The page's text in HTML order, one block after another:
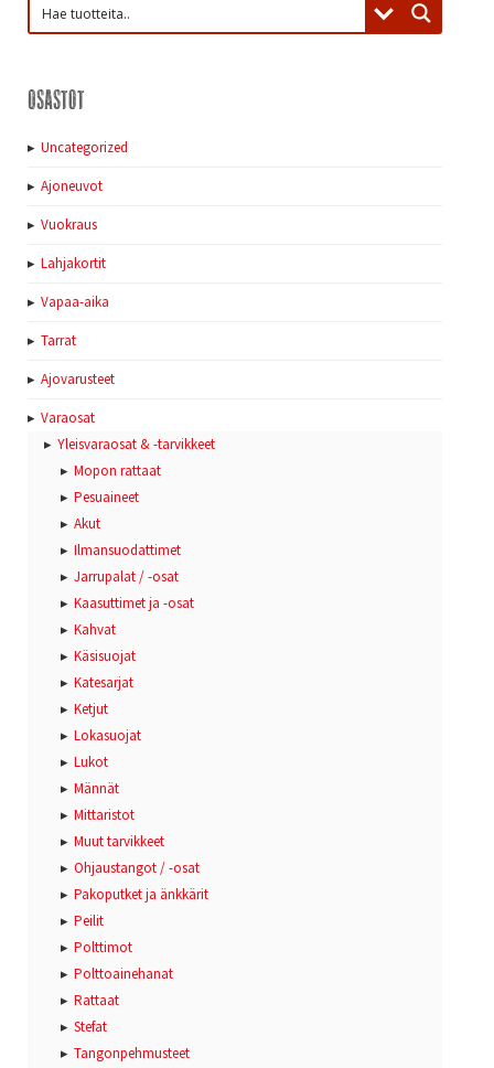
Osastot
Uncategorized
Ajoneuvot
Vuokraus
Lahjakortit
Vapaa-aika
Tarrat
Ajovarusteet
Varaosat
Yleisvaraosat & -tarvikkeet
Mopon rattaat
Pesuaineet
Akut
Ilmansuodattimet
Jarrupalat / -osat
Kaasuttimet ja -osat
Kahvat
Käsisuojat
Katesarjat
Ketjut
Lokasuojat
Lukot
Männät
Mittaristot
Muut tarvikkeet
Ohjaustangot / -osat
Pakoputket ja änkkärit
Peilit
Polttimot
Polttoainehanat
Rattaat
Stefat
Tangonpehmusteet